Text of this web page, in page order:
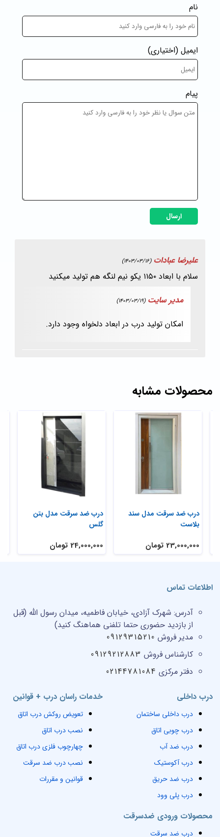
نام
ایمیل (اختیاری)
پیام
ارسال
علیرضا عبادات (1403/03/16)
سلام با ابعاد ۱۱۵۰ یکو نیم لنگه هم تولید میکنید
مدیر سایت (1403/03/19)
امکان تولید درب در ابعاد دلخواه وجود دارد.
محصولات مشابه
درب ضد سرقت مدل بتن
گلس
24,000,000 تومان
درب ضد سرقت مدل سند
بلاست
23,000,000 تومان
خدمات راسان درب + قوانین
تعویض روکش درب اتاق
نصب درب اتاق
چهارچوب فلزی درب اتاق
نصب درب ضد سرقت
قوانین و مقررات
محصولات ورودی ضدسرقت
درب ضد سرقت
درب داخلی
درب داخلی ساختمان
درب چوبی اتاق
درب ضد آب
درب آکوستیک
درب ضد حریق
درب پلی وود
اطلاعات تماس
آدرس: شهرک آزادی، خیابان فاطمیه، میدان رسول الله (قبل
از بازدید حضوری حتما تلفنی هماهنگ کنید)
مدیر فروش 09129315210
کارشناس فروش 09129212883
دفتر مرکزی 02144781084